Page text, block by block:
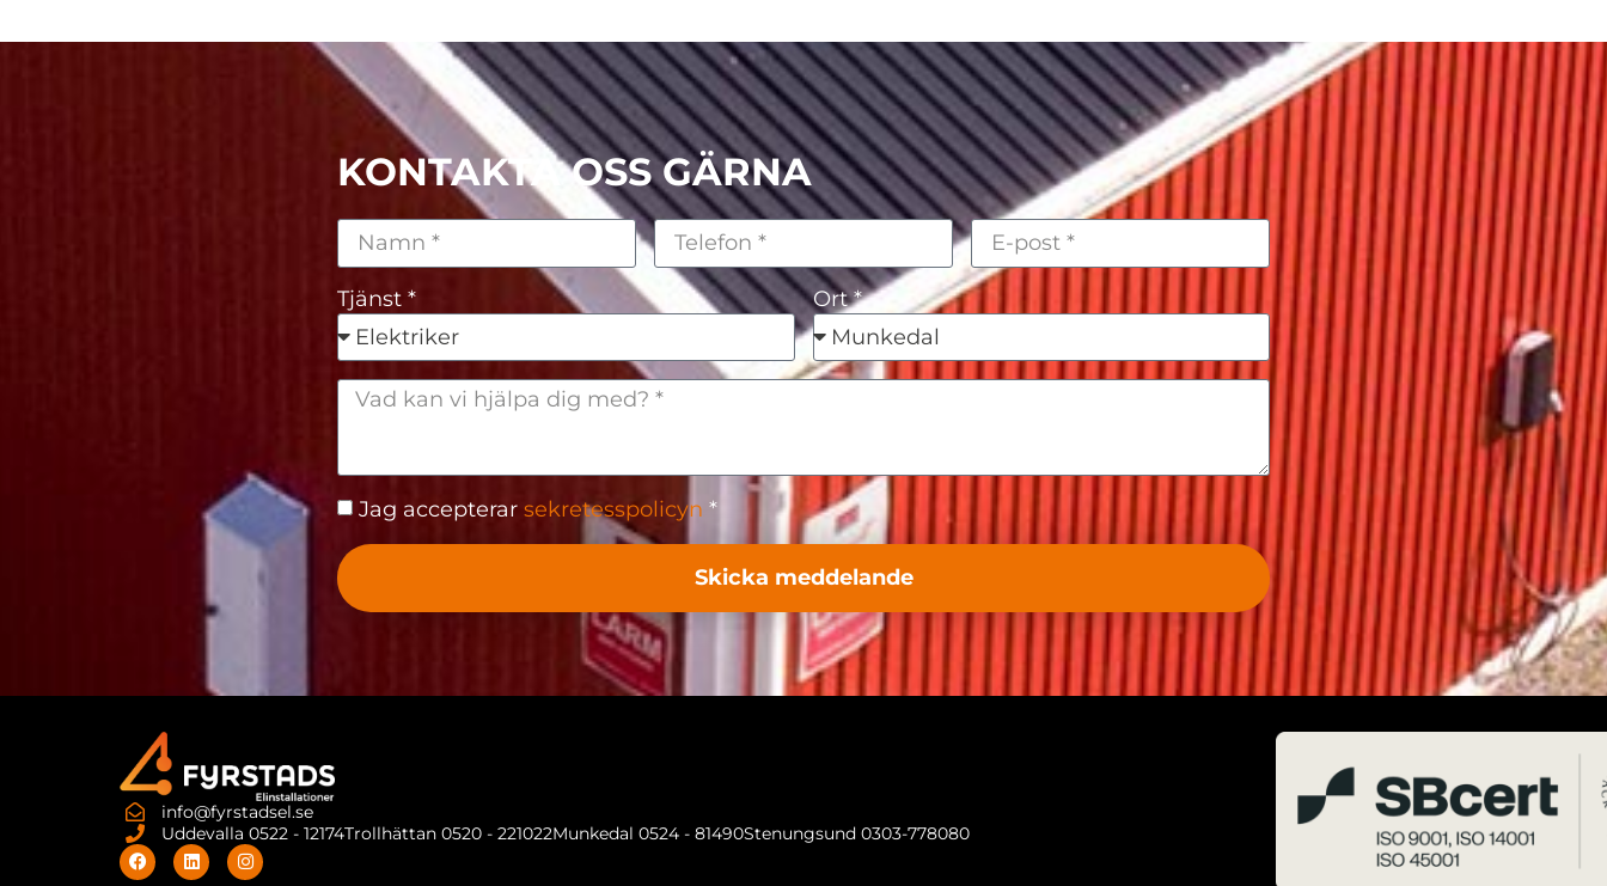
KONTAKTA OSS GÄRNA
Tjänst * Ort *
Jag accepterar sekretesspolicyn *
Skicka meddelande
info@fyrstadsel.se
Uddevalla 0522 - 12174Trollhättan 0520 - 221022Munkedal 0524 - 81490Stenungsund 0303-778080